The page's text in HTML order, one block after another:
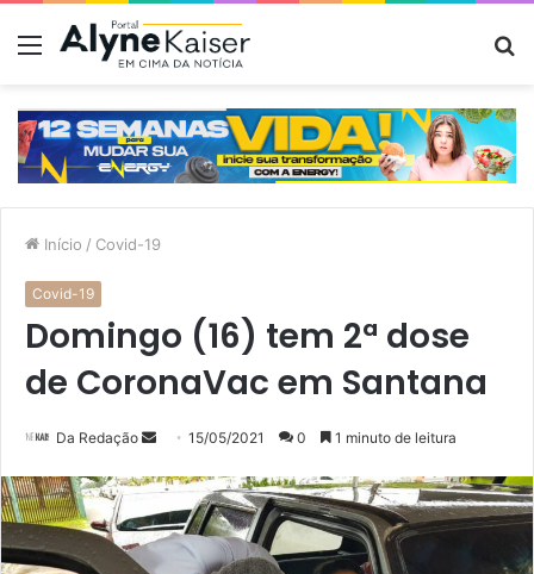
Menu
Início / Covid-19
Covid-19
Domingo (16) tem 2ª dose
de CoronaVac em Santana
Da Redação
Mande
e-
mail
15/05/2021 0 1 minuto de leitura